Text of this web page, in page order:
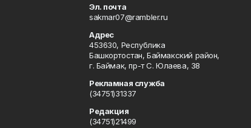
Эл. почта
sakmar07@rambler.ru
Адрес
453630, Республика
Башкортостан, Баймакский район,
г. Баймак, пр-т С. Юлаева, 38
Рекламная служба
(34751)31337
Редакция
(34751)21499